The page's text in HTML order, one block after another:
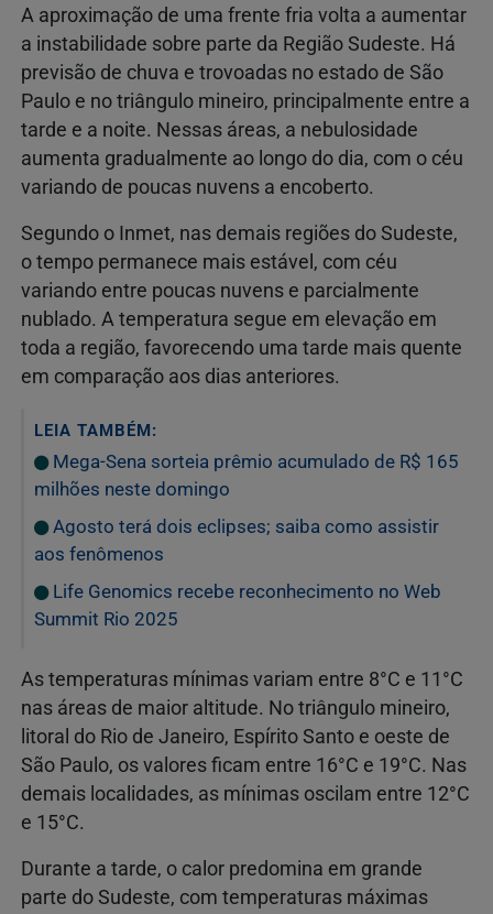
A aproximação de uma frente fria volta a aumentar
a instabilidade sobre parte da Região Sudeste. Há
previsão de chuva e trovoadas no estado de São
Paulo e no triângulo mineiro, principalmente entre a
tarde e a noite. Nessas áreas, a nebulosidade
aumenta gradualmente ao longo do dia, com o céu
variando de poucas nuvens a encoberto.
Segundo o Inmet, nas demais regiões do Sudeste,
o tempo permanece mais estável, com céu
variando entre poucas nuvens e parcialmente
nublado. A temperatura segue em elevação em
toda a região, favorecendo uma tarde mais quente
em comparação aos dias anteriores.
LEIA TAMBÉM:
Mega-Sena sorteia prêmio acumulado de R$ 165
milhões neste domingo
Agosto terá dois eclipses; saiba como assistir
aos fenômenos
Life Genomics recebe reconhecimento no Web
Summit Rio 2025
As temperaturas mínimas variam entre 8°C e 11°C
nas áreas de maior altitude. No triângulo mineiro,
litoral do Rio de Janeiro, Espírito Santo e oeste de
São Paulo, os valores ficam entre 16°C e 19°C. Nas
demais localidades, as mínimas oscilam entre 12°C
e 15°C.
Durante a tarde, o calor predomina em grande
parte do Sudeste, com temperaturas máximas